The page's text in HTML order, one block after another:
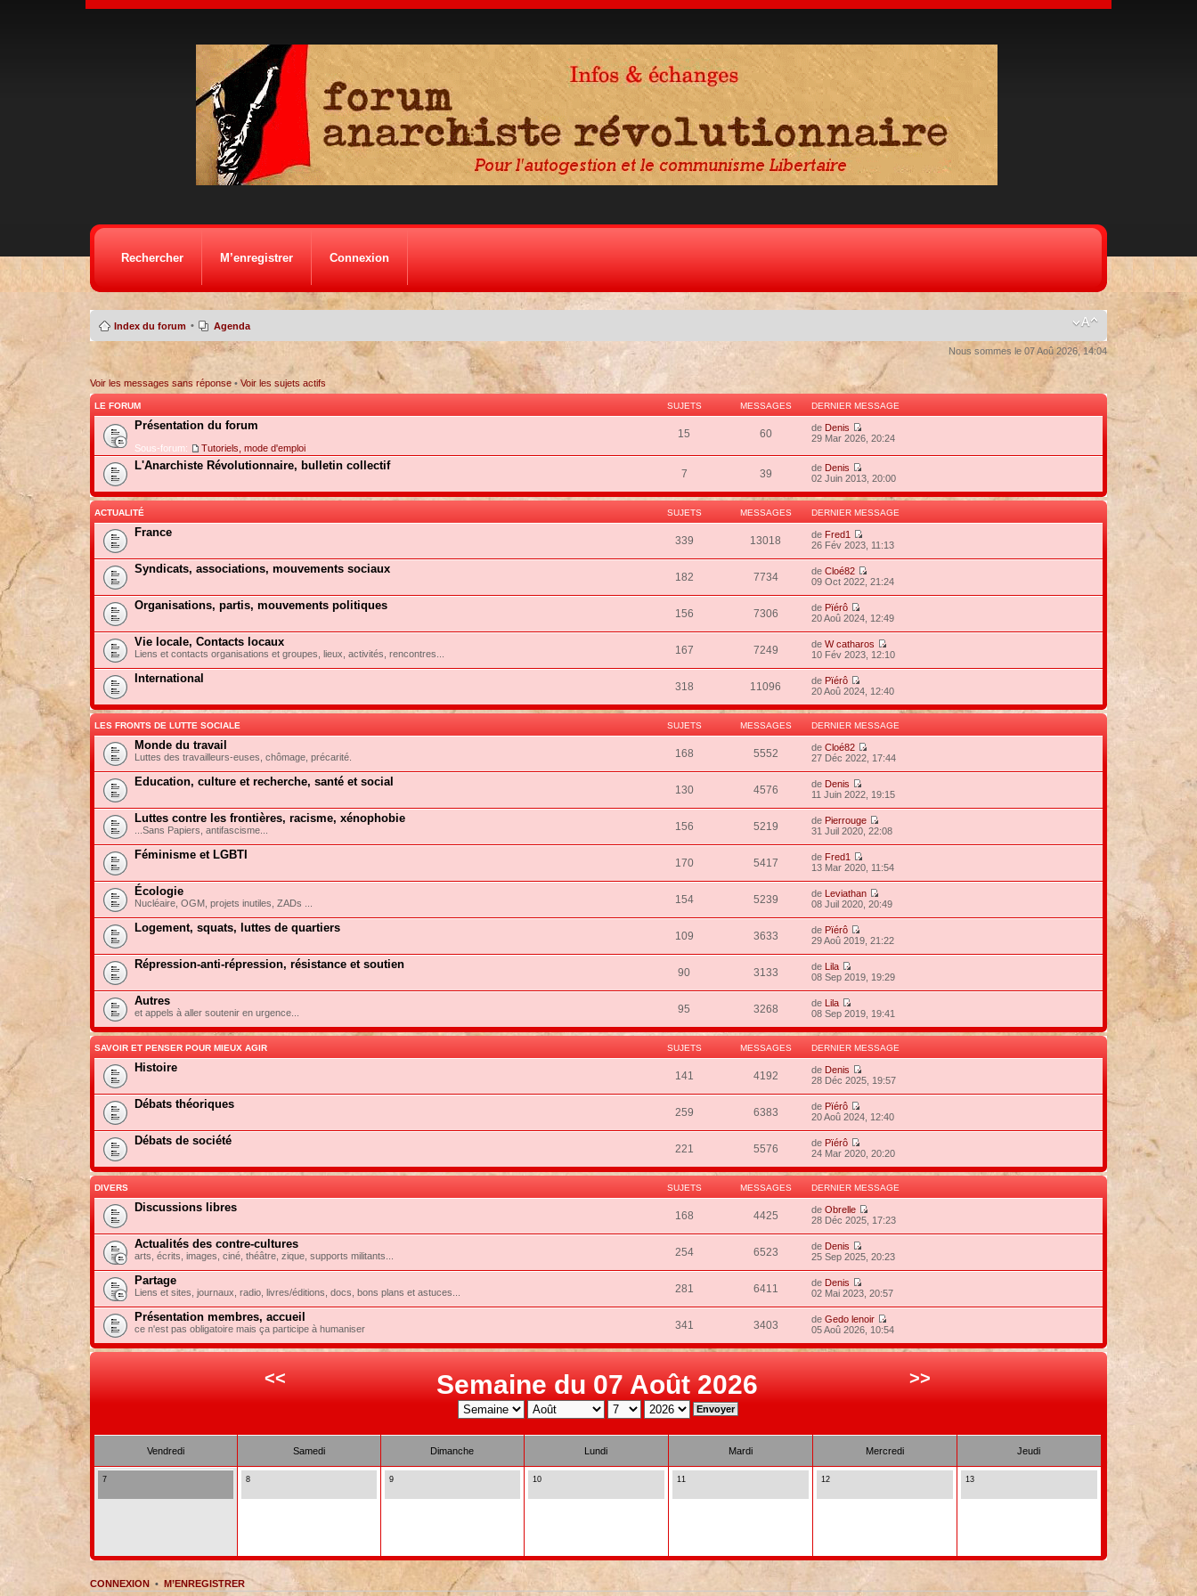
Rechercher M’enregistrer Connexion
Index du forum • Agenda
Nous sommes le 07 Aoû 2026, 14:04
Voir les messages sans réponse• Voir les sujets actifs
LE FORUM SUJETS MESSAGES DERNIER MESSAGE
Présentation du forum
Sous-forum: Tutoriels, mode d'emploi
15 60 de Denis
29 Mar 2026, 20:24
L'Anarchiste Révolutionnaire, bulletin collectif
7 39 de Denis
02 Juin 2013, 20:00
ACTUALITÉ SUJETS MESSAGES DERNIER MESSAGE
France
339 13018 de Fred1
26 Fév 2023, 11:13
Syndicats, associations, mouvements sociaux
182 7734 deCloé82
09 Oct 2022, 21:24
Organisations, partis, mouvements politiques
156 7306 de Pïérô
20 Aoû 2024, 12:49
Vie locale, Contacts locaux
Liens et contacts organisations et groupes, lieux, activités, rencontres... 167 7249 deW catharos
10 Fév 2023, 12:10
International
318 11096 de Pïérô
20 Aoû 2024, 12:40
LES FRONTS DE LUTTE SOCIALE SUJETS MESSAGES DERNIER MESSAGE
Monde du travail
Luttes des travailleurs-euses, chômage, précarité. 168 5552 deCloé82
27 Déc 2022, 17:44
Education, culture et recherche, santé et social
130 4576 de Denis
11 Juin 2022, 19:15
Luttes contre les frontières, racisme, xénophobie
...Sans Papiers, antifascisme... 156 5219 de Pierrouge
31 Juil 2020, 22:08
Féminisme et LGBTI
170 5417 de Fred1
13 Mar 2020, 11:54
Écologie
Nucléaire, OGM, projets inutiles, ZADs ... 154 5239 de Leviathan
08 Juil 2020, 20:49
Logement, squats, luttes de quartiers
109 3633 de Pïérô
29 Aoû 2019, 21:22
Répression-anti-répression, résistance et soutien
90 3133 de Lila
08 Sep 2019, 19:29
Autres
et appels à aller soutenir en urgence... 95 3268 de Lila
08 Sep 2019, 19:41
SAVOIR ET PENSER POUR MIEUX AGIR SUJETS MESSAGES DERNIER MESSAGE
Histoire
141 4192 de Denis
28 Déc 2025, 19:57
Débats théoriques
259 6383 de Pïérô
20 Aoû 2024, 12:40
Débats de société
221 5576 de Pïérô
24 Mar 2020, 20:20
DIVERS SUJETS MESSAGES DERNIER MESSAGE
Discussions libres
168 4425 deObrelle
28 Déc 2025, 17:23
Actualités des contre-cultures
arts, écrits, images, ciné, théâtre, zique, supports militants... 254 6523 de Denis
25 Sep 2025, 20:23
Partage
Liens et sites, journaux, radio, livres/éditions, docs, bons plans et astuces... 281 6411 de Denis
02 Mai 2023, 20:57
Présentation membres, accueil
ce n'est pas obligatoire mais ça participe à humaniser 341 3403 deGedo lenoir
05 Aoû 2026, 10:54
<< Semaine du 07 Août 2026 >>
Vendredi Samedi Dimanche Lundi Mardi Mercredi Jeudi
7 8 9 10 11 12 13
CONNEXION• M’ENREGISTRER